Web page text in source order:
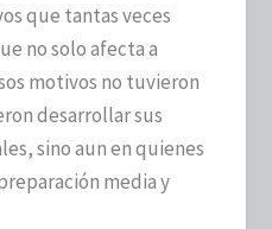
que tantas veces
no solo afecta a
motivos no tuvieron
desarrollar sus
sino aun en quienes
media y